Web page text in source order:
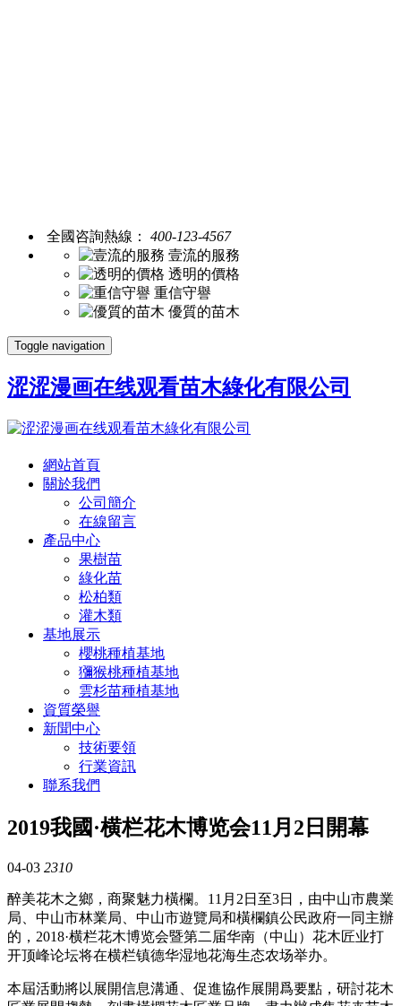
全國咨詢熱線： 400-123-4567
壹流的服務
透明的價格
重信守譽
優質的苗木
Toggle navigation
涩涩漫画在线观看苗木綠化有限公司
網站首頁
關於我們
公司簡介
在線留言
產品中心
果樹苗
綠化苗
松柏類
灌木類
基地展示
櫻桃種植基地
獼猴桃種植基地
雲杉苗種植基地
資質榮譽
新聞中心
技術要領
行業資訊
聯系我們
2019我國·横栏花木博览会11月2日開幕
04-03 2310
醉美花木之鄉，商聚魅力橫欄。11月2日至3日，由中山市農業
局、中山市林業局、中山市遊覽局和橫欄鎮公民政府一同主辦
的，2018·横栏花木博览会暨第二届华南（中山）花木匠业打
开顶峰论坛将在横栏镇德华湿地花海生态农场举办。
本屆活動將以展開信息溝通、促進協作展開爲要點，研討花木